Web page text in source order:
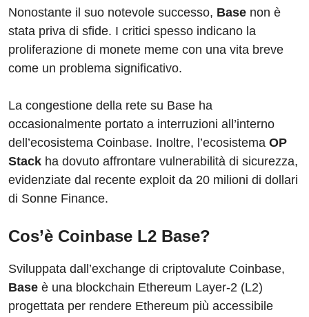
Nonostante il suo notevole successo, Base non è
stata priva di sfide. I critici spesso indicano la
proliferazione di monete meme con una vita breve
come un problema significativo.
La congestione della rete su Base ha
occasionalmente portato a interruzioni all’interno
dell’ecosistema Coinbase. Inoltre, l’ecosistema OP
Stack ha dovuto affrontare vulnerabilità di sicurezza,
evidenziate dal recente exploit da 20 milioni di dollari
di Sonne Finance.
Cos’è Coinbase L2 Base?
Sviluppata dall’exchange di criptovalute Coinbase,
Base è una blockchain Ethereum Layer-2 (L2)
progettata per rendere Ethereum più accessibile